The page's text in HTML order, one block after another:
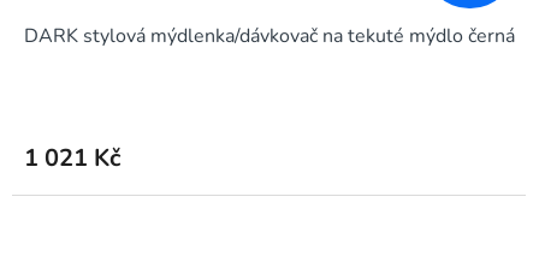
DARK stylová mýdlenka/dávkovač na tekuté mýdlo černá
1 021 Kč